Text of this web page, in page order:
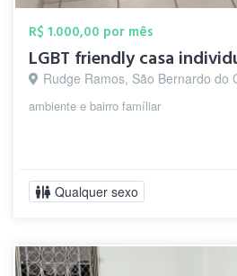
R$ 1.000,00 por mês
LGBT friendly casa
Rudge Ramos, São Bernardo do
ambiente e bairro famíliar
Qualquer sexo